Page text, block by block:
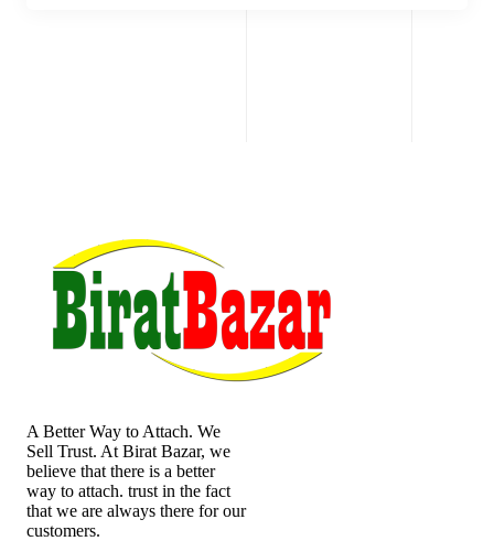
A Better Way to Attach. We
Sell Trust. At Birat Bazar, we
believe that there is a better
way to attach. trust in the fact
that we are always there for our
customers.